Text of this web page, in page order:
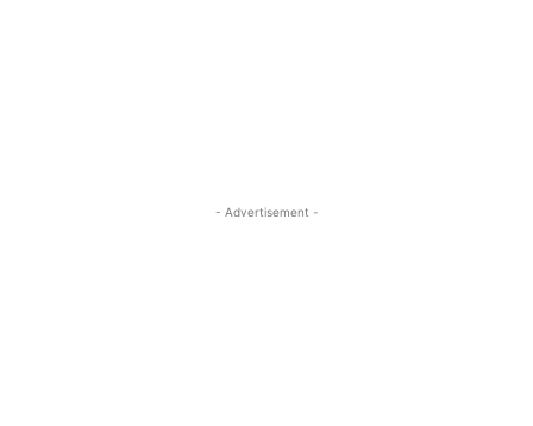
- Advertisement -